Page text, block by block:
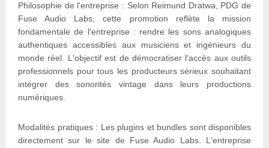
Philosophie de l'entreprise : Selon Reimund Dratwa, PDG de
Fuse Audio Labs, cette promotion reflète la mission
fondamentale de l'entreprise : rendre les sons analogiques
authentiques accessibles aux musiciens et ingénieurs du
monde réel. L'objectif est de démocratiser l'accès aux outils
professionnels pour tous les producteurs sérieux souhaitant
intégrer des sonorités vintage dans leurs productions
numériques.
Modalités pratiques : Les plugins et bundles sont disponibles
directement sur le site de Fuse Audio Labs. L'entreprise